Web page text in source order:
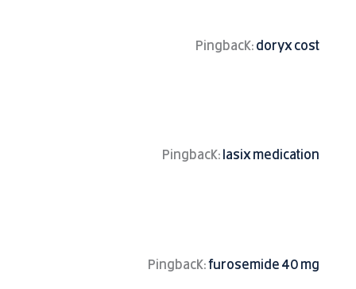
Pingback:doryx cost
Pingback:lasix medication
Pingback:furosemide 40 mg